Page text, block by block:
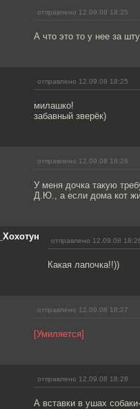
отправлено 12.09.08 18:25
А что это то у нее за
отправлено 12.09.08 18:25
милашко!
забавный зверёк)
отправлено 12.09.08 18:26
У меня дочка такую
Д.Ю., а если дома кот
отправлено 12.09.08
Какая лапочка!!))
отправлено 12.09.08 18:27
[Умиляется]
отправлено 12.09.08 18:28
А вставки в ушах